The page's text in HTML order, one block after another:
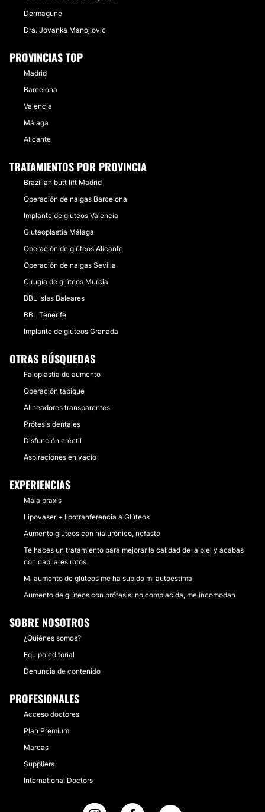
Dermagune
Dra. Jovanka Manojlovic
PROVINCIAS TOP
Madrid
Barcelona
Valencia
Málaga
Alicante
TRATAMIENTOS POR PROVINCIA
Brazilian butt lift Madrid
Operación de nalgas Barcelona
Implante de glúteos Valencia
Gluteoplastia Málaga
Operación de glúteos Alicante
Operación de nalgas Sevilla
Cirugía de glúteos Murcia
BBL Islas Baleares
BBL Tenerife
Implante de glúteos Granada
OTRAS BÚSQUEDAS
Faloplastia de aumento
Operación tabique
Alineadores transparentes
Prótesis dentales
Disfunción eréctil
Aspiraciones en vacío
EXPERIENCIAS
Mala praxis
Lipovaser + lipotranferencia a Glúteos
Aumento glúteos con hialurónico, nefasto
Te haces un tratamiento para mejorar la calidad de la piel y acabas
con capilares rotos
Mi aumento de glúteos me ha subido mi autoestima
Aumento de glúteos con prótesis: no complacida, me incomodan
SOBRE NOSOTROS
¿Quiénes somos?
Equipo editorial
Denuncia de contenido
PROFESIONALES
Acceso doctores
Plan Premium
Marcas
Suppliers
International Doctors